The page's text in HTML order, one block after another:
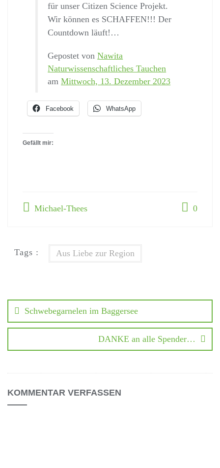
für unser Citizen Science Projekt.
Wir können es SCHAFFEN!!! Der
Countdown läuft!…
Gepostet vonNawita
Naturwissenschaftliches Tauchen
amMittwoch, 13. Dezember 2023
Facebook WhatsApp
Gefällt mir:
Michael-Thees 0
Tags : Aus Liebe zur Region
Schwebegarnelen im Baggersee
DANKE an alle Spender…
KOMMENTAR VERFASSEN